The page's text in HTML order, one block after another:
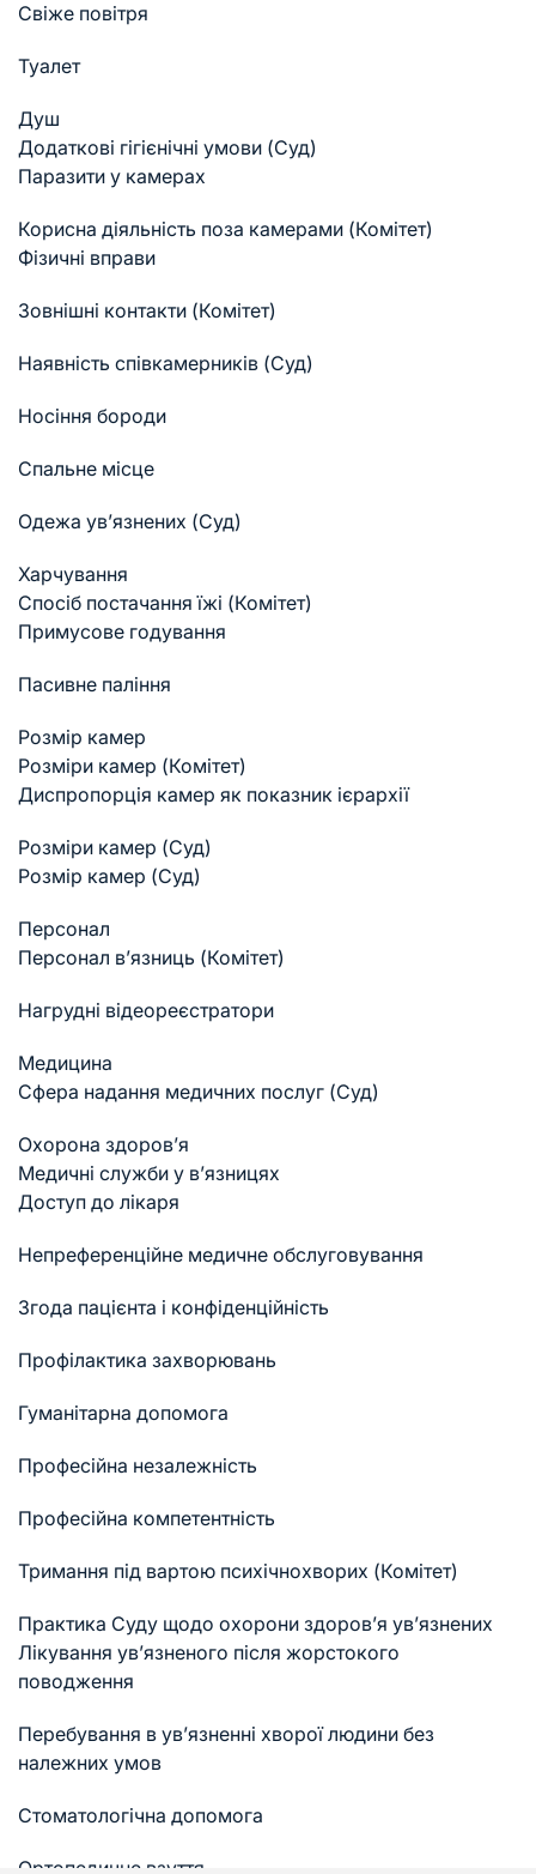
Свіже повітря
Туалет
Душ
Додаткові гігієнічні умови (Суд)
Паразити у камерах
Корисна діяльність поза камерами (Комітет)
Фізичні вправи
Зовнішні контакти (Комітет)
Наявність співкамерників (Суд)
Носіння бороди
Спальне місце
Одежа ув’язнених (Суд)
Харчування
Спосіб постачання їжі (Комітет)
Примусове годування
Пасивне паління
Розмір камер
Розміри камер (Комітет)
Диспропорція камер як показник ієрархії
Розміри камер (Суд)
Розмір камер (Суд)
Персонал
Персонал в’язниць (Комітет)
Нагрудні відеореєстратори
Медицина
Cфера надання медичних послуг (Суд)
Охорона здоров’я
Медичні служби у в’язницях
Доступ до лікаря
Непреференційне медичне обслуговування
Згода пацієнта і конфіденційність
Профілактика захворювань
Гуманітарна допомога
Професійна незалежність
Професійна компетентність
Тримання під вартою психічнохворих (Комітет)
Практика Суду щодо охорони здоров’я ув’язнених
Лікування ув’язненого після жорстокого
поводження
Перебування в ув’язненні хворої людини без
належних умов
Стоматологічна допомога
Ортопедичне взуття